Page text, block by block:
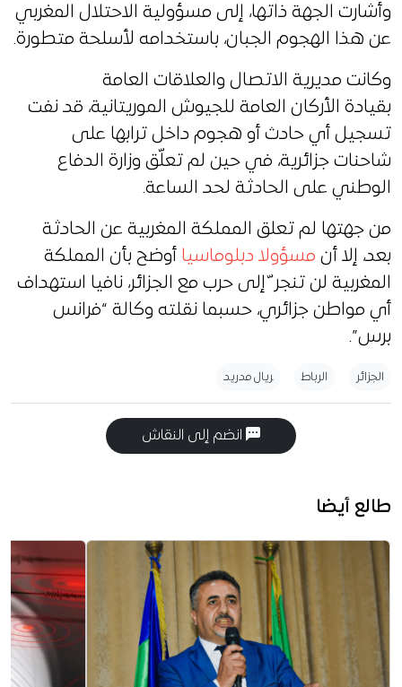
وأشارت الجهة ذاتها، إلى مسؤولية الاحتلال المغربي
عن هذا الهجوم الجبان، باستخدامه لأسلحة متطورة.
وكانت مديرية الاتصال والعلاقات العامة
بقيادة الأركان العامة للجيوش الموريتانية، قد نفت
تسجيل أي حادث أو هجوم داخل ترابها على
شاحنات جزائرية، في حين لم تعلّق وزارة الدفاع
الوطني على الحادثة لحد الساعة.
من جهتها لم تعلق المملكة المغربية عن الحادثة
بعد، إلا أن مسؤولا دبلوماسيا أوضح بأن المملكة
المغربية لن تنجر ّ إلى حرب مع الجزائر، نافيا استهداف
أي مواطن جزائري، حسبما نقلته وكالة “فرانس
برس”.
الجزائر الرباط ريال مدريد
انضم إلى النقاش
طالع أيضا